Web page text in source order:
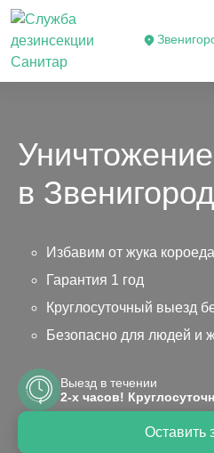
в
Избавим от жука
Гарантия 1 год
Круглосуточный выезд
Безопасно для людей и
Оставить
Выезд в течении
2-х часов!